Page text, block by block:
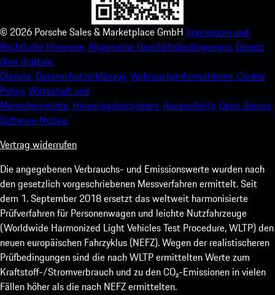
© 2026 Porsche Sales & Marketplace GmbH Impressum und
Rechtliche Hinweise.Allgemeine Geschäftsbedingungen.Gesetz
über digitale
Dienste. Datenschutzerklärung.Verbrauchsinformationen.Cookie
Policy.Wirtschaft und
Menschenrechte. Hinweisgebersystem.Accessibility.Open Source
Software Notice.
Vertrag widerrufen
Die angegebenen Verbrauchs- und Emissionswerte wurden nach
den gesetzlich vorgeschriebenen Messverfahren ermittelt. Seit
dem 1. September 2018 ersetzt das weltweit harmonisierte
Prüfverfahren für Personenwagen und leichte Nutzfahrzeuge
(Worldwide Harmonized Light Vehicles Test Procedure, WLTP) den
neuen europäischen Fahrzyklus (NEFZ). Wegen der realistischeren
Prüfbedingungen sind die nach WLTP ermittelten Werte zum
Kraftstoff-/Stromverbrauch und zu den CO₂-Emissionen in vielen
Fällen höher als die nach NEFZ ermittelten.